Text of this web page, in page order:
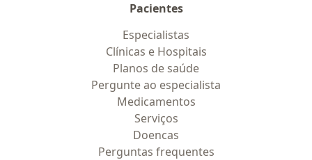
Pacientes
Especialistas
Clínicas e Hospitais
Planos de saúde
Pergunte ao especialista
Medicamentos
Serviços
Doencas
Perguntas frequentes